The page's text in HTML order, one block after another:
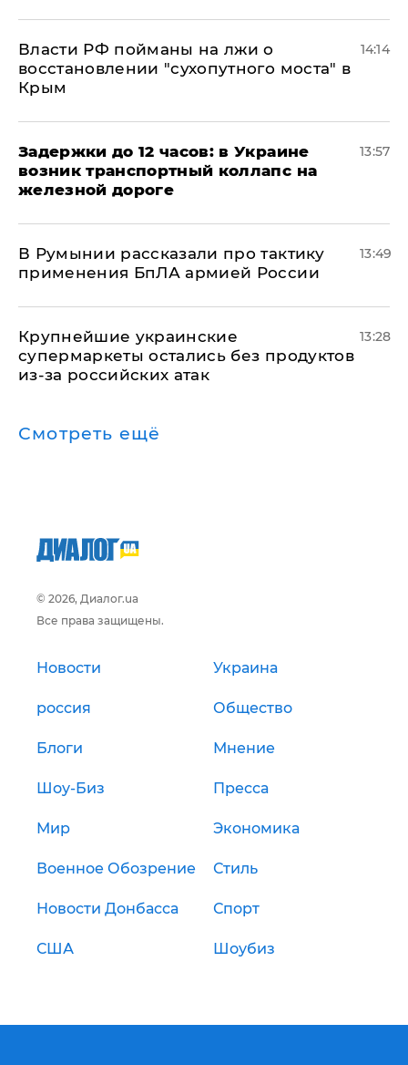
Власти РФ пойманы на лжи о
восстановлении "сухопутного моста" в
Крым
14:14
Задержки до 12 часов: в Украине
возник транспортный коллапс на
железной дороге
13:57
В Румынии рассказали про тактику
применения БпЛА армией России
13:49
Крупнейшие украинские
супермаркеты остались без продуктов
из-за российских атак
13:28
Смотреть ещё
© 2026, Диалог.ua
Все права защищены.
Новости Украина
россия Общество
Блоги Мнение
Шоу-Биз Пресса
Мир Экономика
Военное Обозрение Стиль
Новости Донбасса Спорт
США Шоубиз